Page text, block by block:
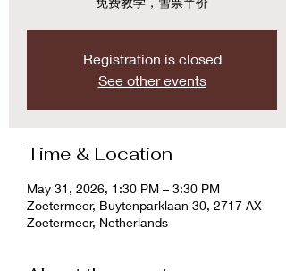
Registration is closed
See other events
Time & Location
May 31, 2026, 1:30 PM – 3:30 PM
Zoetermeer, Buytenparklaan 30, 2717 AX
Zoetermeer, Netherlands